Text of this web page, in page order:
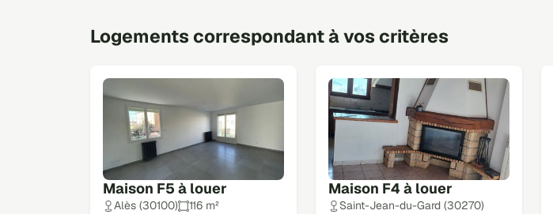
Logements correspondant à vos critères
Maison F5 à louer
Alès (30100)
116 m²
Maison F4 à louer
Saint-Jean-du-Gard (30270)